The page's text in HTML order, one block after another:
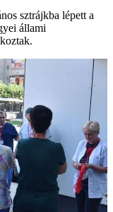
sztrájkba lépett a
állami